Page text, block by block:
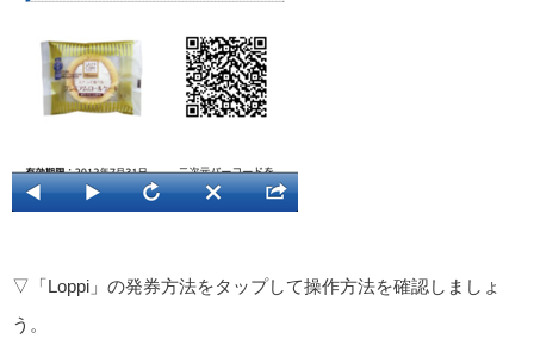
▽「Loppi」の発券方法をタップして操作方法を確認しましょ
う。